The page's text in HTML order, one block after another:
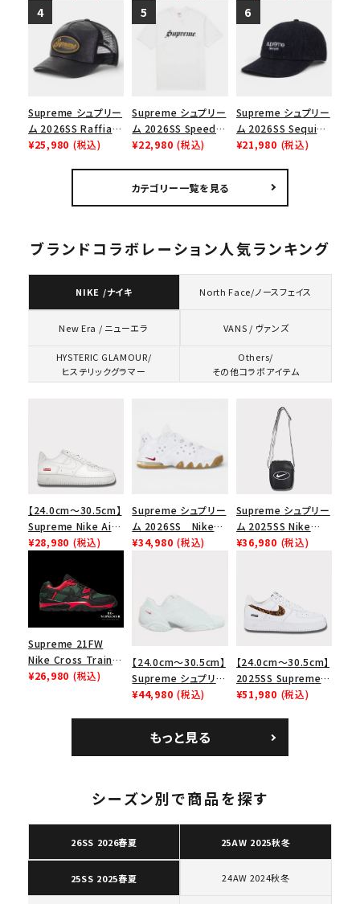
キーワードから探す
search
ショルダー・ウエストバッグ
ボックスロゴ
Cap ウォッシュド チ
ノツイル キャンプキャ
ップ ブラック
ブラック
ックスTシャツ ブラッ
ク
Supreme シュプリー
ム 2026SS Raffia
Mesh Back 5-Panel
¥25,980 (税込)
Supreme シュプリー
ム 2026SS Speed
Tee スピードTシャツ
¥22,980 (税込)
Supreme シュプリー
ム 2026SS Sequin
Denim Classic
シックロゴ 6パネルキ
ャップ ブラック
¥21,980 (税込)
カテゴリー一覧を見る
ブランドコラボレーション人気ランキング
NIKE /ナイキ North Face/ノースフェイス
New Era / ニューエラ VANS / ヴァンズ
HYSTERIC GLAMOUR/
ヒステリックグラマー
Others/
その他コラボアイテム
【24.0cm～30.5cm】
Supreme Nike Air
Force 1 Low シュプ
ース１スニーカー シ
ューズ ホワイト
¥28,980 (税込)
Supreme シュプリー
ム 2026SS Nike
SB Air Max 2 CB 94
¥34,980 (税込)
Supreme シュプリー
ム 2025SS Nike
Leather Shoulder
¥36,980 (税込)
Supreme 21FW
Nike Cross Trainer
Low ナイキクロスト
¥26,980 (税込)
【24.0cm～30.5cm】
Supreme シュプリー
ム 2023AW Nike
カー ホワイト 白
¥44,980 (税込)
【24.0cm～30.5cm】
2025SS Supreme
GOODENOUGH
ムグッドイナフ ナイキ
エアフォース１スニー
ト
¥51,980 (税込)
もっと見る
シーズン別で商品を探す
26SS 2026春夏 25AW 2025秋冬
25SS 2025春夏 24AW 2024秋冬